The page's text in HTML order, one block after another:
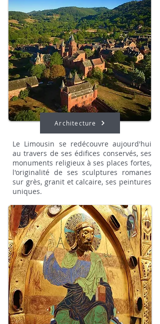
Architecture
Le Limousin se redécouvre aujourd'hui
au travers de ses édifices conservés, ses
monuments religieux à ses places fortes,
l'originalité de ses sculptures romanes
sur grès, granit et calcaire, ses peintures
uniques.